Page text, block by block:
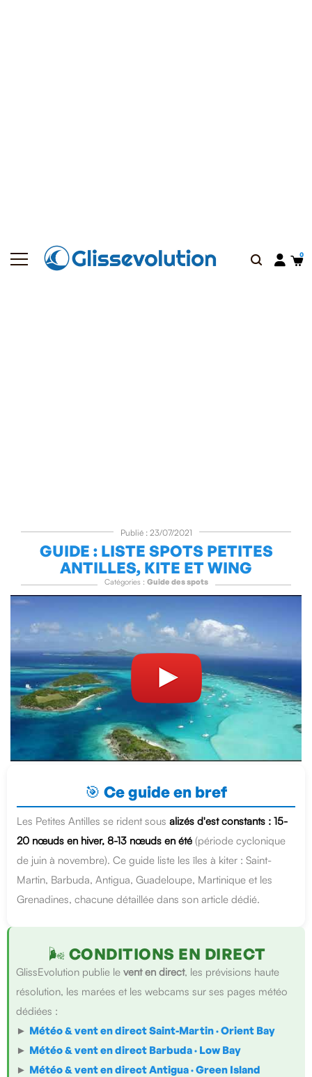
Publié : 23/07/2021
GUIDE : LISTE SPOTS PETITES
ANTILLES, KITE ET WING
Catégories : Guide des spots
🎯 Ce guide en bref
Les Petites Antilles se rident sous alizés d'est constants : 15-
20 nœuds en hiver, 8-13 nœuds en été (période cyclonique
de juin à novembre). Ce guide liste les îles à kiter : Saint-
Martin, Barbuda, Antigua, Guadeloupe, Martinique et les
Grenadines, chacune détaillée dans son article dédié.
🌬️ CONDITIONS EN DIRECT
GlissEvolution publie le vent en direct, les prévisions haute
résolution, les marées et les webcams sur ses pages météo
dédiées :
► Météo & vent en direct Saint-Martin · Orient Bay
► Météo & vent en direct Barbuda · Low Bay
► Météo & vent en direct Antigua · Green Island